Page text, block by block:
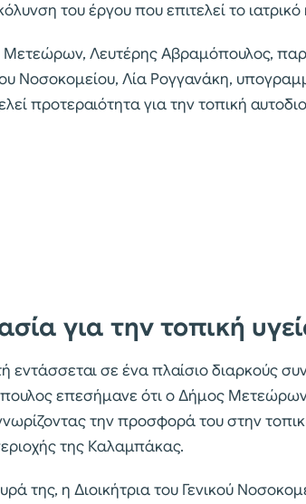
του έργου που επιτελεί το
Λευτέρης Αβραμόπουλος,
Νοσοκομείου, Λία Ρογγανάκη,
προτεραιότητα για την τοπική
για την τοπική
εντάσσεται σε ένα πλαίσιο διαρκούς
επεσήμανε ότι ο Δήμος Μετεώρων
την προσφορά του στην
της Καλαμπάκας.
της, η Διοικήτρια του Γενικού